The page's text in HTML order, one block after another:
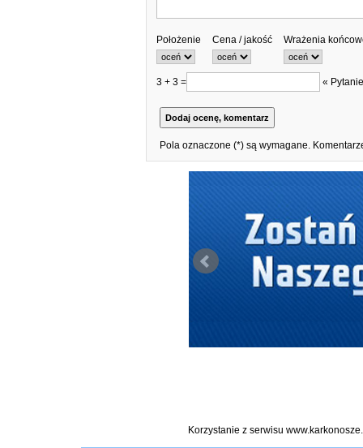
Położenie Cena / jakość Wrażenia
3 + 3 = «
Pola oznaczone (*) są wymagane.
Korzystanie z serwisu